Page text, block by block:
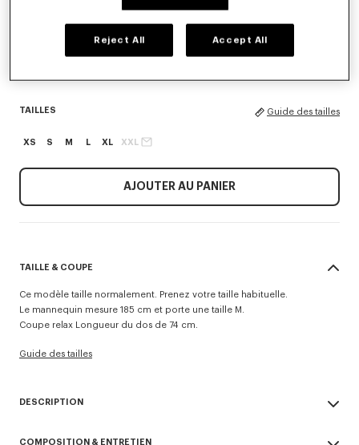
COULEUR :Bleu Noir
TAILLES Guide des tailles
XS S M L XL XXL
AJOUTER AU PANIER
TAILLE & COUPE
Ce modèle taille normalement. Prenez votre taille habituelle.
Le mannequin mesure 185 cm et porte une taille M.
Coupe relax Longueur du dos de 74 cm.
Guide des tailles
DESCRIPTION
COMPOSITION & ENTRETIEN
Reject All Accept All